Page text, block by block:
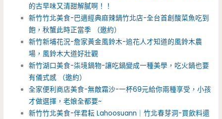
的古早味又清甜解膩啊！！
新竹竹北美食-巴適經典麻辣鍋竹北店-全台首創酸菜魚吃到
飽，秋蟹此時正當季 （邀約）
新竹新埔花況-詹家黃金風鈴木-追花人才知道的風鈴木農
場，風鈴木大道好壯觀
新竹湖口美食-柒境鍋物-讓吃鍋變成一種美學，吃火鍋也要
有儀式感 （邀約）
全家便利商店美食-無敵霜沙-一杯69元給你兩種享受，小孩
才做選擇，老娘全都要~
新竹竹北美食-伴君耘 Lahoosuann｜竹北春芽洞-買飲料還